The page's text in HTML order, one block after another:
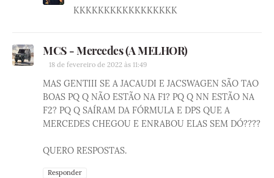
KKKKKKKKKKKKKKKKK
MCS - Mercedes (A MELHOR)
18 de fevereiro de 2022 às 11:49
MAS GENTIII SE A JACAUDI E JACSWAGEN SÃO TAO
BOAS PQ Q NÃO ESTÃO NA F1? PQ Q NN ESTÃO NA
F2? PQ Q SAÍRAM DA FÓRMULA E DPS QUE A
MERCEDES CHEGOU E ENRABOU ELAS SEM DÓ????
QUERO RESPOSTAS.
Responder